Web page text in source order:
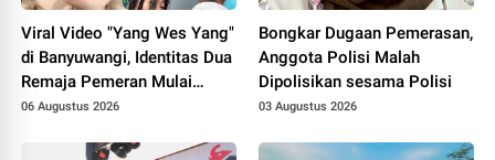
Viral Video "Yang Wes Yang"
di Banyuwangi, Identitas Dua
Remaja Pemeran Mulai
Terungkap
06 Augustus 2026
Bongkar Dugaan Pemerasan,
Anggota Polisi Malah
Dipolisikan sesama Polisi
03 Augustus 2026